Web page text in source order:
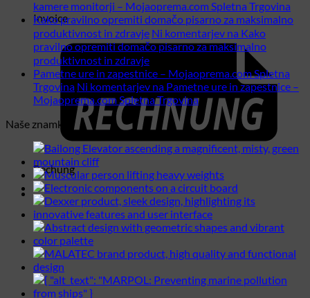
Invoice
Rechung
kamere monitorji – Mojaoprema.com Spletna Trgovina
Kako pravilno opremiti domačo pisarno za maksimalno
produktivnost in zdravje Ni komentarjev na Kako
pravilno opremiti domačo pisarno za maksimalno
produktivnost in zdravje
Pametne ure in zapestnice – Mojaoprema.com Spletna
Trgovina Ni komentarjev na Pametne ure in zapestnice –
Mojaoprema.com Spletna Trgovina
Naše znamke: